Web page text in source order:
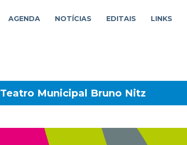
AGENDA NOTÍCIAS EDITAIS LINKS
Teatro Municipal Bruno Nitz